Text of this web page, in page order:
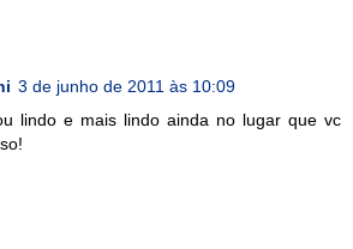
3 de junho de 2011 às 10:09
lindo e mais lindo ainda no lugar que vc